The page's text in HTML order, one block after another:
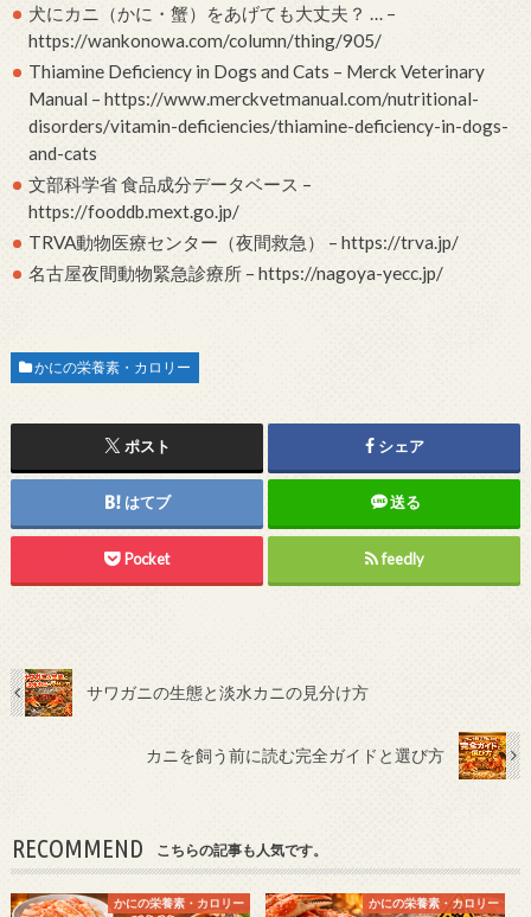
犬にカニ（かに・蟹）をあげても大丈夫？ … –
https://wankonowa.com/column/thing/905/
Thiamine Deficiency in Dogs and Cats – Merck Veterinary
Manual – https://www.merckvetmanual.com/nutritional-
disorders/vitamin-deficiencies/thiamine-deficiency-in-dogs-
and-cats
文部科学省 食品成分データベース –
https://fooddb.mext.go.jp/
TRVA動物医療センター（夜間救急） – https://trva.jp/
名古屋夜間動物緊急診療所 – https://nagoya-yecc.jp/
かにの栄養素・カロリー
ポスト シェア
はてブ 送る
Pocket feedly
サワガニの生態と淡水カニの見分け方
カニを飼う前に読む完全ガイドと選び方
RECOMMEND こちらの記事も人気です。
かにの栄養素・カロリー かにの栄養素・カロリー